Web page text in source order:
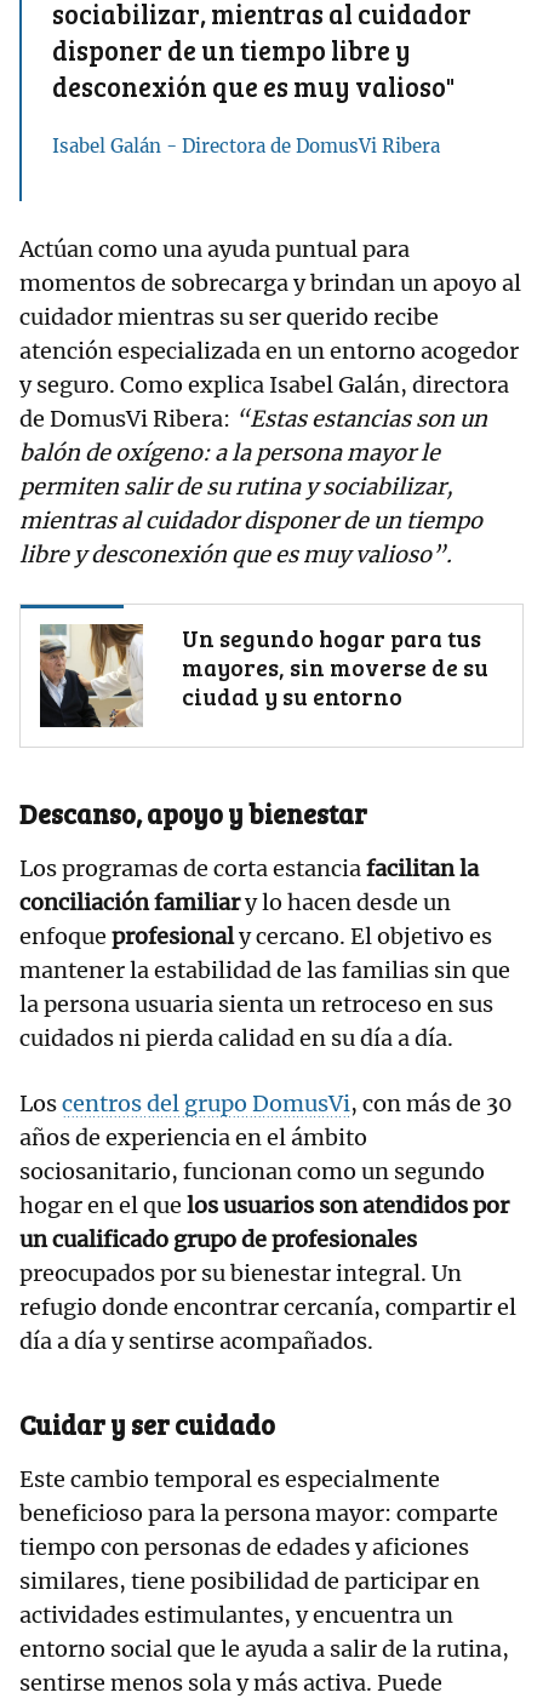
sociabilizar, mientras al cuidador
disponer de un tiempo libre y
desconexión que es muy valioso"
Isabel Galán - Directora de DomusVi Ribera
Actúan como una ayuda puntual para
momentos de sobrecarga y brindan un apoyo al
cuidador mientras su ser querido recibe
atención especializada en un entorno acogedor
y seguro. Como explica Isabel Galán, directora
de DomusVi Ribera: “Estas estancias son un
balón de oxígeno: a la persona mayor le
permiten salir de su rutina y sociabilizar,
mientras al cuidador disponer de un tiempo
libre y desconexión que es muy valioso”.
Un segundo hogar para tus
mayores, sin moverse de su
ciudad y su entorno
Descanso, apoyo y bienestar
Los programas de corta estanciafacilitan la
conciliación familiary lo hacen desde un
enfoque profesionaly cercano. El objetivo es
mantener la estabilidad de las familias sin que
la persona usuaria sienta un retroceso en sus
cuidados ni pierda calidad en su día a día.
Loscentros del grupo DomusVi, con más de 30
años de experiencia en el ámbito
sociosanitario, funcionan como un segundo
hogar en el que los usuarios son atendidos por
un cualificado grupo de profesionales
preocupados por su bienestar integral. Un
refugio donde encontrar cercanía, compartir el
día a día y sentirse acompañados.
Cuidar y ser cuidado
Este cambio temporal es especialmente
beneficioso para la persona mayor: comparte
tiempo con personas de edades y aficiones
similares, tiene posibilidad de participar en
actividades estimulantes, y encuentra un
entorno social que le ayuda a salir de la rutina,
sentirse menos sola y más activa. Puede